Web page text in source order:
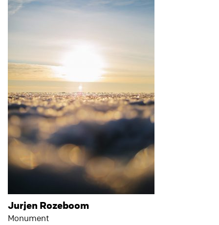
Jurjen Rozeboom
Monument